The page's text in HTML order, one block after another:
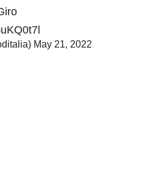
May 21, 2022